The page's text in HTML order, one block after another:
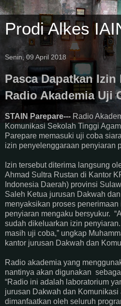
Prodi Alkes
Senin, 09 April 2018
Pasca Dapatkan Izin
Radio Akademia Uji
STAIN Parepare--- Radio
Komunikasi Sekolah Tinggi
Parepare memasuki uji coba
izin penyelenggaraan penyiaran
Izin tersebut diterima langsung
Ahmad Sultra Rustan di Kantor
Indonesia Daerah) provinsi
Saleh Ketua jurusan Dakwah
menyaksikan proses
penyiaran mengaku bersyukur.
sudah dikeluarkan izin
masih uji coba,” ungkap
kantor jurusan Dakwah dan
Radio akademia yang
nantinya akan digunakan
“Radio ini adalah laboratorium
jurusan Dakwah dan
dimanfaatkan oleh seluruh